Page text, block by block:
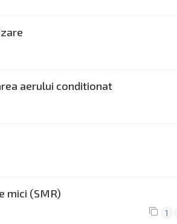
aerului conditionat
mici (SMR)
1